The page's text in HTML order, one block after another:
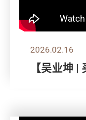
2026.02.16
【吴业坤 |